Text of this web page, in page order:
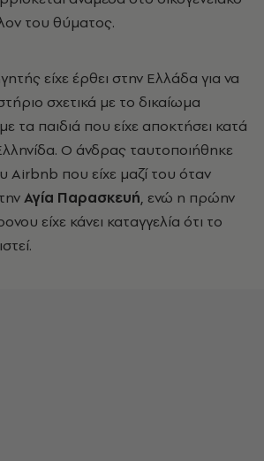
του θύματος.
είχε έρθει στην Ελλάδα για να
σχετικά με το δικαίωμα
τα παιδιά που είχε αποκτήσει κατά
Ο άνδρας ταυτοποιήθηκε
Airbnb που είχε μαζί του όταν
Αγία Παρασκευή, ενώ η πρώην
είχε κάνει καταγγελία ότι το